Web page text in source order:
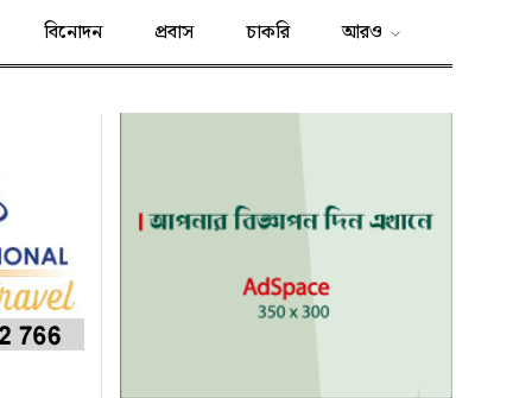
বিনোদন প্রবাস চাকরি আরও